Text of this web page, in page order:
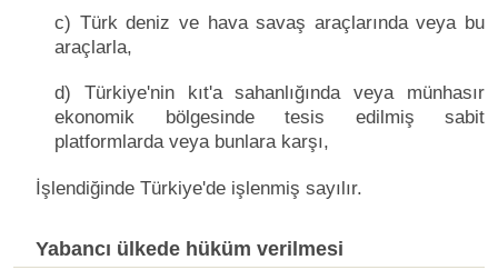
c) Türk deniz ve hava savaş araçlarında veya bu
araçlarla,
d) Türkiye'nin kıt'a sahanlığında veya münhasır
ekonomik bölgesinde tesis edilmiş sabit
platformlarda veya bunlara karşı,
İşlendiğinde Türkiye'de işlenmiş sayılır.
Yabancı ülkede hüküm verilmesi